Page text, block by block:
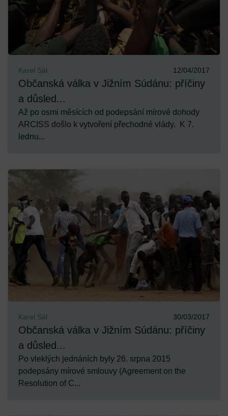
Karel Sál 12/04/2017
Občanská válka v Jižním Súdánu: příčiny
a důsled...
Až po osmi měsících od podepsání mírové dohody
ARCISS došlo k vytvoření přechodné vlády. K 7.
lednu...
Karel Sál 30/03/2017
Občanská válka v Jižním Súdánu: příčiny
a důsled...
Po vleklých jednáních byly 26. srpna 2015
podepsány mírové smlouvy (Agreement on the
Resolution of C...